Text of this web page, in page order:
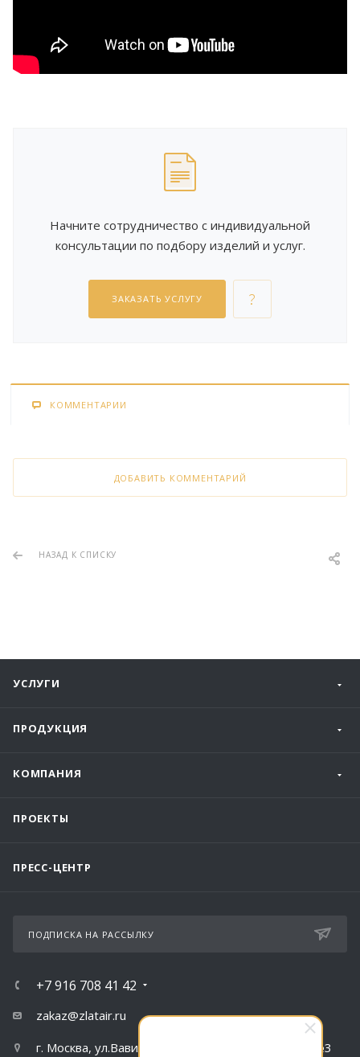
Начните сотрудничество с индивидуальной
консультации по подбору изделий и услуг.
ЗАКАЗАТЬ УСЛУГУ
КОММЕНТАРИИ
ДОБАВИТЬ КОММЕНТАРИЙ
НАЗАД К СПИСКУ
УСЛУГИ
ПРОДУКЦИЯ
КОМПАНИЯ
ПРОЕКТЫ
ПРЕСС-ЦЕНТР
ПОДПИСКА НА РАССЫЛКУ
+7 916 708 41 42
zakaz@zlatair.ru
г. Москва, ул.Вавилова, д.79, корпус 1, подъезд №3